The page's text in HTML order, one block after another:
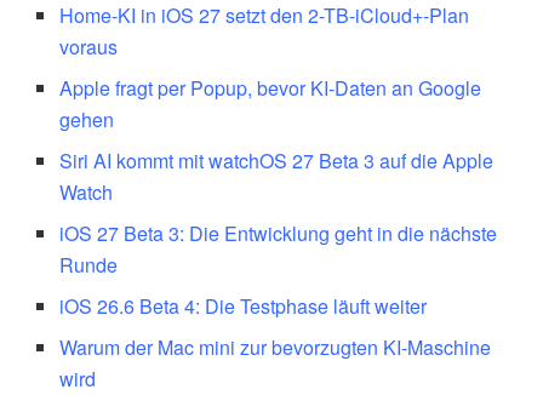
Home-KI in iOS 27 setzt den 2-TB-iCloud+-Plan
voraus
Apple fragt per Popup, bevor KI-Daten an Google
gehen
Siri AI kommt mit watchOS 27 Beta 3 auf die Apple
Watch
iOS 27 Beta 3: Die Entwicklung geht in die nächste
Runde
iOS 26.6 Beta 4: Die Testphase läuft weiter
Warum der Mac mini zur bevorzugten KI-Maschine
wird